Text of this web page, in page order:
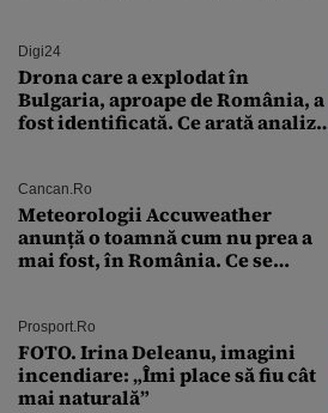
Digi24
Drona care a explodat în
Bulgaria, aproape de România, a
fost identificată. Ce arată analiza
Cancan.ro
Meteorologii Accuweather
anunță o toamnă cum nu prea a
mai fost, în România. Ce se
București. Pe ce dată ninge
Prosport.ro
FOTO. Irina Deleanu, imagini
incendiare: „Îmi place să fiu cât
mai naturală”